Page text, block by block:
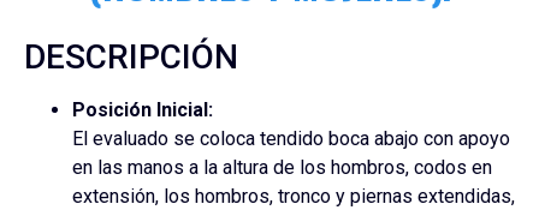
DESCRIPCIÓN
Posición Inicial:
El evaluado se coloca tendido boca abajo con apoyo
en las manos a la altura de los hombros, codos en
extensión, los hombros, tronco y piernas extendidas,